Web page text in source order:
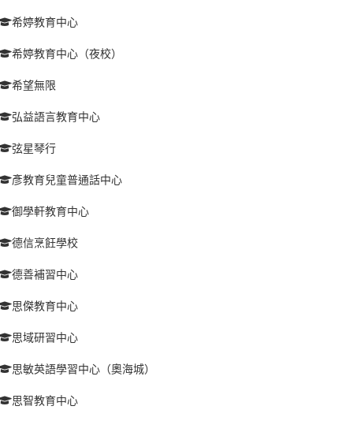
希婷教育中心
希婷教育中心（夜校）
希望無限
弘益語言教育中心
弦星琴行
彥教育兒童普通話中心
御學軒教育中心
德信烹飪學校
德善補習中心
思傑教育中心
思域研習中心
思敏英語學習中心（奧海城）
思智教育中心